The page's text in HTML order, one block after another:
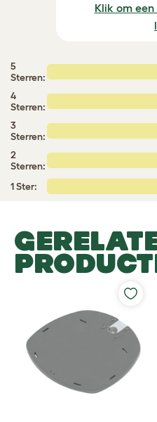
Klik om
5
Sterren:
4
Sterren:
3
Sterren:
2
Sterren:
1 Ster: